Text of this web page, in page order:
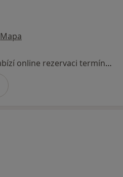
Mapa
Tento specialista nenabízí online rezervaci termínu na této adrese.